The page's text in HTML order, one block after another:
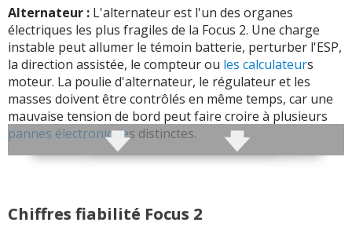
Alternateur : L'alternateur est l'un des organes
électriques les plus fragiles de la Focus 2. Une charge
instable peut allumer le témoin batterie, perturber l'ESP,
la direction assistée, le compteur ou les calculateurs
moteur. La poulie d'alternateur, le régulateur et les
masses doivent être contrôlés en même temps, car une
mauvaise tension de bord peut faire croire à plusieurs
pannes électroniques distinctes.
lorsqu'il prend du jeu, il provoque claquements,
Chiffres fiabilité Focus 2